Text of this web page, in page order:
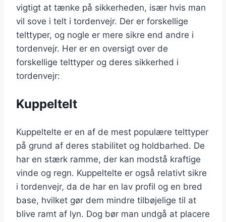
vigtigt at tænke på sikkerheden, især hvis man
vil sove i telt i tordenvejr. Der er forskellige
telttyper, og nogle er mere sikre end andre i
tordenvejr. Her er en oversigt over de
forskellige telttyper og deres sikkerhed i
tordenvejr:
Kuppeltelt
Kuppeltelte er en af de mest populære telttyper
på grund af deres stabilitet og holdbarhed. De
har en stærk ramme, der kan modstå kraftige
vinde og regn. Kuppeltelte er også relativt sikre
i tordenvejr, da de har en lav profil og en bred
base, hvilket gør dem mindre tilbøjelige til at
blive ramt af lyn. Dog bør man undgå at placere